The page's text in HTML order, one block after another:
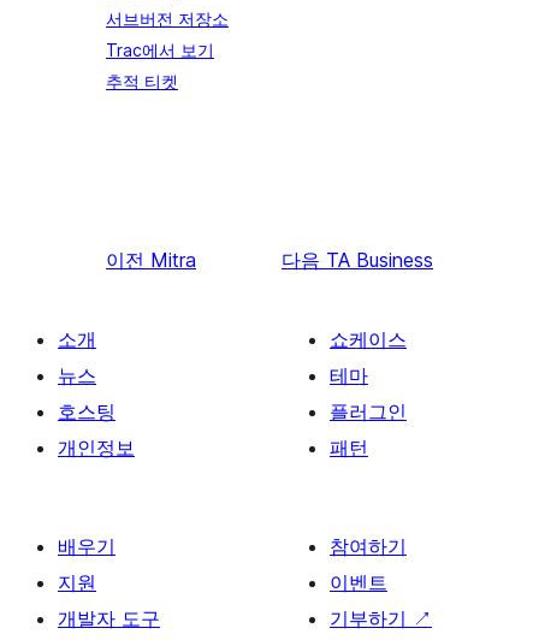
서브버전 저장소
Trac에서 보기
추적 티켓
이전 Mitra 다음 TA Business
소개
뉴스
호스팅
개인정보
쇼케이스
테마
플러그인
패턴
배우기
지원
개발자 도구
참여하기
이벤트
기부하기 ↗